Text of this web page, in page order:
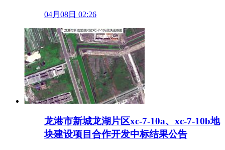
04月08日 02:26
龙港市新城龙湖片区xc-7-10a、xc-7-10b地
块建设项目合作开发中标结果公告